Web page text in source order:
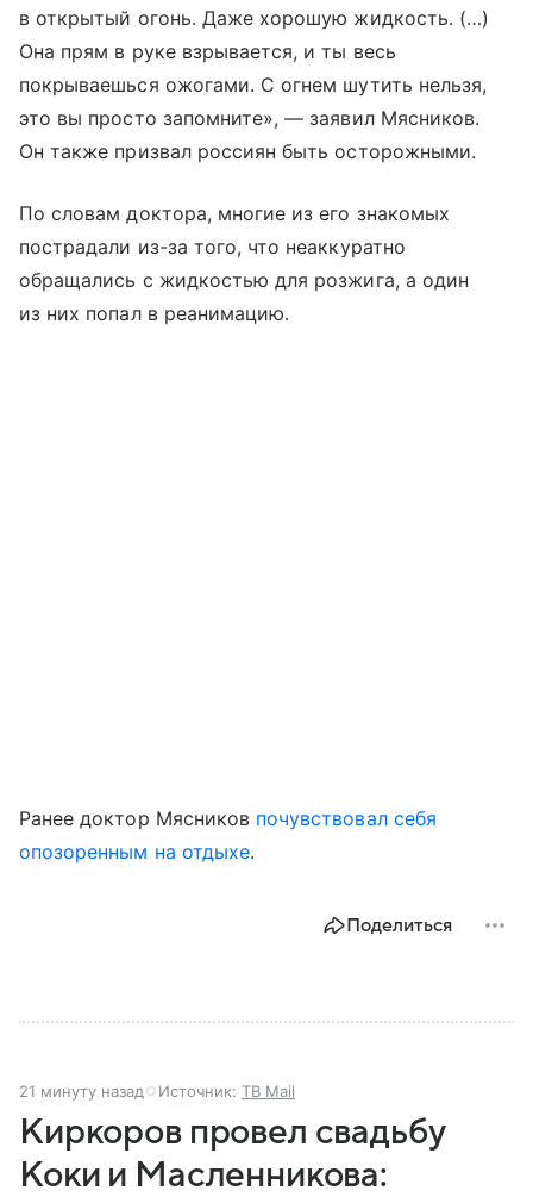
в открытый огонь. Даже хорошую жидкость. (…)
Она прям в руке взрывается, и ты весь
покрываешься ожогами. С огнем шутить нельзя,
это вы просто запомните», — заявил Мясников.
Он также призвал россиян быть осторожными.
По словам доктора, многие из его знакомых
пострадали из-за того, что неаккуратно
обращались с жидкостью для розжига, а один
из них попал в реанимацию.
Ранее доктор Мясников почувствовал себя
опозоренным на отдыхе.
Поделиться
21 минуту назад Источник: ТВ Mail
Киркоров провел свадьбу
Коки и Масленникова: